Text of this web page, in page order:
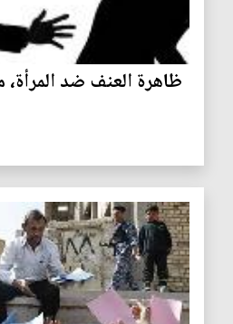
ظاهرة العنف ضد